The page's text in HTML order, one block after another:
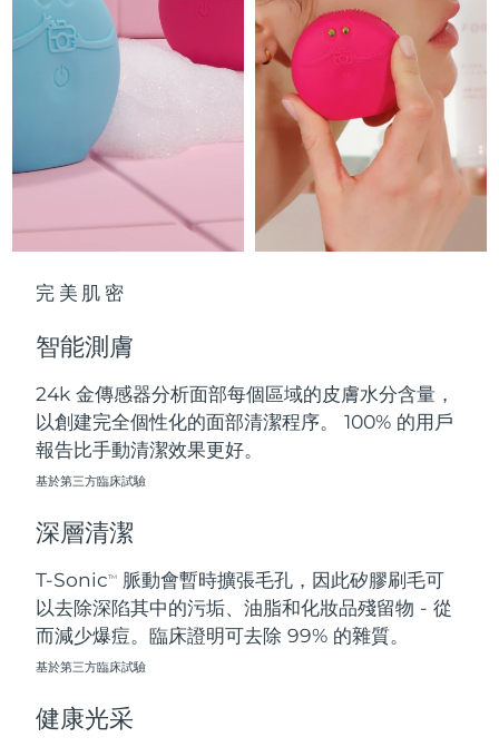
完美肌密
智能測膚
24k 金傳感器分析面部每個區域的皮膚水分含量，
以創建完全個性化的面部清潔程序。 100% 的用戶
報告比手動清潔效果更好。
基於第三方臨床試驗
深層清潔
T-SonicTM
脈動會暫時擴張毛孔，因此矽膠刷毛可
以去除深陷其中的污垢、油脂和化妝品殘留物 - 從
而減少爆痘。臨床證明可去除 99% 的雜質。
基於第三方臨床試驗
健康光采
FOREO APP
關於我們
科威特 預計送達日期09/08/2026
拉脫維亞 預計送達日期 09/08/2026
預計送達日期10/08/2026
立陶宛 預計送達日期 09/08/2026
盧森堡 預計送達日期 09/08/2026
馬爾他
墨西哥 預計送達日期13/08/2026
摩納哥
荷蘭
紐西蘭 預計送達日期09/08/2026
挪威 預計送達日期09/08/2026